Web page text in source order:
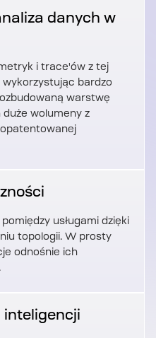
danych w
i trace'ów z tej
bardzo
warstwę
wolumeny z
usługami dzięki
topologii. W prosty
odnośnie ich
inteligencji